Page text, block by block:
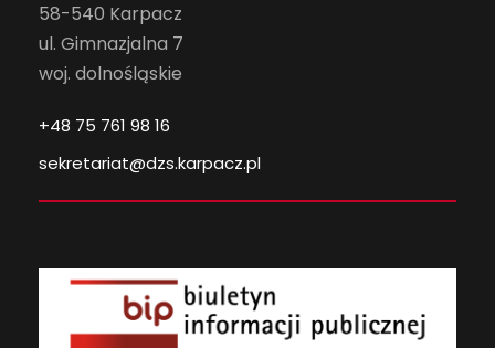
58-540 Karpacz
ul. Gimnazjalna 7
woj. dolnośląskie
+48 75 761 98 16
sekretariat@dzs.karpacz.pl